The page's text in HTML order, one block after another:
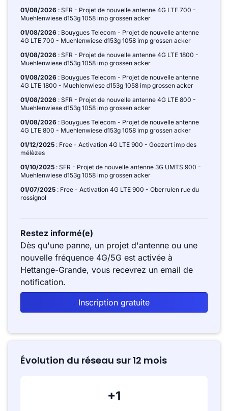
01/08/2026 : SFR - Projet de nouvelle antenne 4G LTE 700 -
Muehlenwiese d153g 1058 imp grossen acker
01/08/2026 : Bouygues Telecom - Projet de nouvelle antenne
4G LTE 700 - Muehlenwiese d153g 1058 imp grossen acker
01/08/2026 : SFR - Projet de nouvelle antenne 4G LTE 1800 -
Muehlenwiese d153g 1058 imp grossen acker
01/08/2026 : Bouygues Telecom - Projet de nouvelle antenne
4G LTE 1800 - Muehlenwiese d153g 1058 imp grossen acker
01/08/2026 : SFR - Projet de nouvelle antenne 4G LTE 800 -
Muehlenwiese d153g 1058 imp grossen acker
01/08/2026 : Bouygues Telecom - Projet de nouvelle antenne
4G LTE 800 - Muehlenwiese d153g 1058 imp grossen acker
01/12/2025 : Free - Activation 4G LTE 900 - Goezert imp des
mélèzes
01/10/2025 : SFR - Projet de nouvelle antenne 3G UMTS 900 -
Muehlenwiese d153g 1058 imp grossen acker
01/07/2025 : Free - Activation 4G LTE 900 - Oberrulen rue du
rossignol
Restez informé(e)
Dès qu'une panne, un projet d'antenne ou une
nouvelle fréquence 4G/5G est activée à
Hettange-Grande, vous recevrez un email de
notification.
Inscription gratuite
Évolution du réseau sur 12 mois
+1